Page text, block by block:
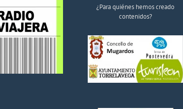
¿Para quiénes hemos creado
contenidos?